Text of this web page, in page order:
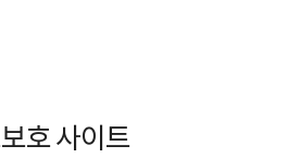
호 사이트